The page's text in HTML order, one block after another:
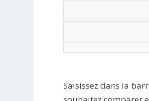
Saisissez dans la